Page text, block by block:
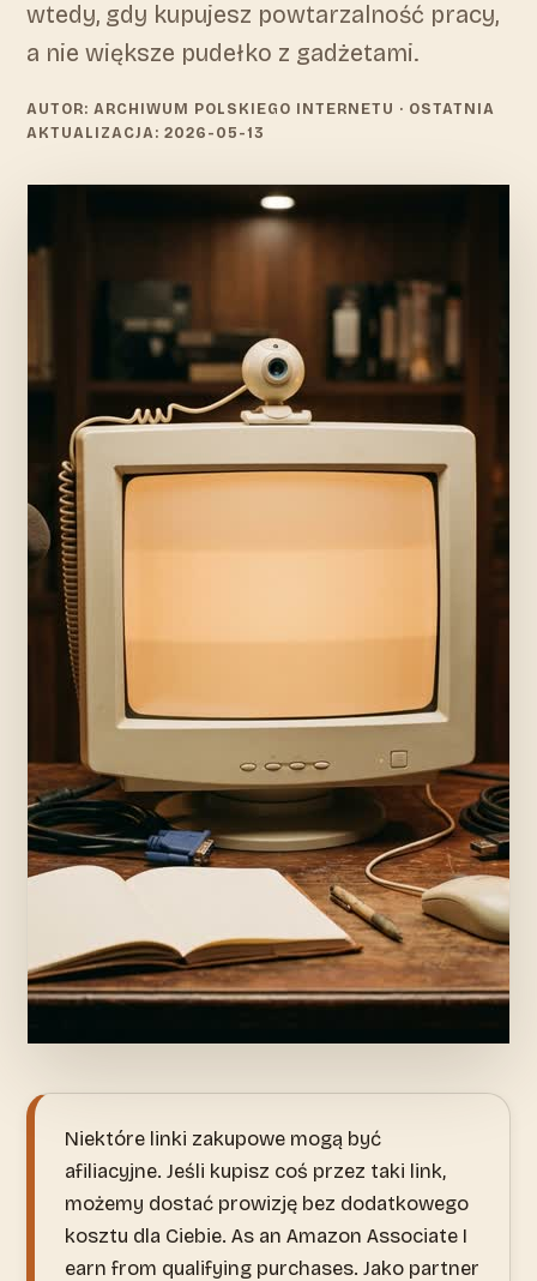
wtedy, gdy kupujesz powtarzalność pracy,
a nie większe pudełko z gadżetami.
AUTOR: ARCHIWUM POLSKIEGO INTERNETU · OSTATNIA
AKTUALIZACJA: 2026-05-13
Niektóre linki zakupowe mogą być
afiliacyjne. Jeśli kupisz coś przez taki link,
możemy dostać prowizję bez dodatkowego
kosztu dla Ciebie. As an Amazon Associate I
earn from qualifying purchases. Jako partner